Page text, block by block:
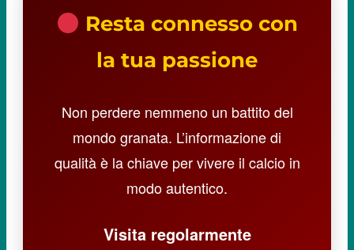
Resta connesso con
la tua passione
Non perdere nemmeno un battito del
mondo granata. L’informazione di
qualità è la chiave per vivere il calcio in
modo autentico.
Visita regolarmente